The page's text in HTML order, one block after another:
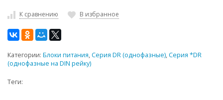
К сравнению В избранное
Категории: Блоки питания,Серия DR (однофазные),Серия *DR
(однофазные на DIN рейку)
Теги: